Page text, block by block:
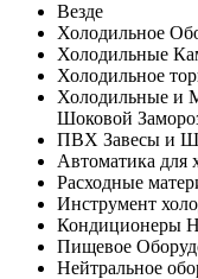
Везде
Холодильное
Холодильные
Холодильное
Холодильные и
Шоковой
ПВХ Завесы и
Автоматика для
Расходные
Инструмент
Кондиционеры
Пищевое
Нейтральное